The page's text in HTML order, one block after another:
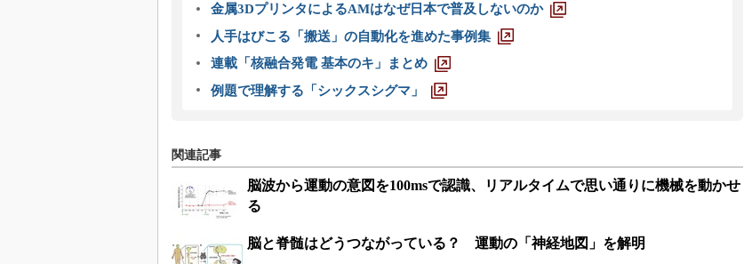
金属3DプリンタによるAMはなぜ日本で普及しないのか
人手はびこる「搬送」の自動化を進めた事例集
連載「核融合発電 基本のキ」まとめ
例題で理解する「シックスシグマ」
関連記事
脳波から運動の意図を100msで認識、リアルタイムで思い通りに機械を動かせ
る
脳と脊髄はどうつながっている？ 運動の「神経地図」を解明